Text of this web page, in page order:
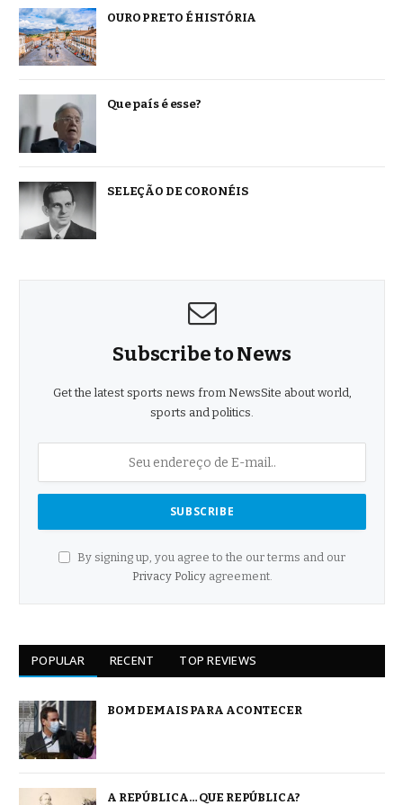
OURO PRETO É HISTÓRIA
Que país é esse?
SELEÇÃO DE CORONÉIS
Subscribe to News
Get the latest sports news from NewsSite about world,
sports and politics.
By signing up, you agree to the our terms and our
Privacy Policyagreement.
POPULAR RECENT TOP REVIEWS
BOM DEMAIS PARA ACONTECER
A REPÚBLICA… QUE REPÚBLICA?